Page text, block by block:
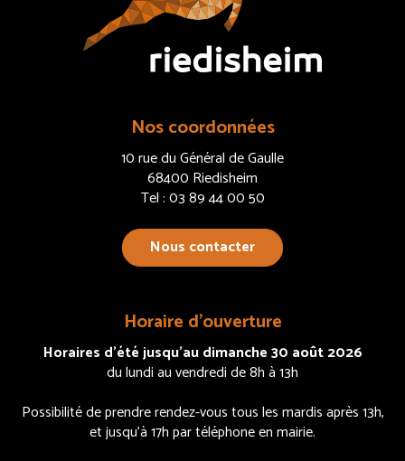
Nos coordonnées
10 rue du Général de Gaulle
68400 Riedisheim
Tel : 03 89 44 00 50
Nous contacter
Horaire d’ouverture
Horaires d’été jusqu’au dimanche 30 août 2026
du lundi au vendredi de 8h à 13h
Possibilité de prendre rendez-vous tous les mardis après 13h,
et jusqu’à 17h par téléphone en mairie.